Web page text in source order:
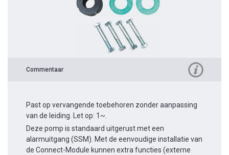
Commentaar
Past op vervangende toebehoren zonder aanpassing
van de leiding. Let op: 1~.
Deze pomp is standaard uitgerust met een
alarmuitgang (SSM). Met de eenvoudige installatie van
de Connect-Module kunnen extra functies (externe